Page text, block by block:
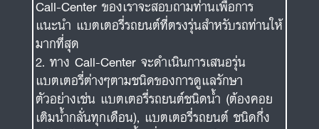
เติมน้ำกลั่นทุกเดือน), แบตเตอรี่รถยนต์ ชนิดกึ่ง
แห้ง (ต้องคอยเติมน้ำกลั่นทุก 4-6 เดือน และ
แบตเตอรี่รถยนต์ชนิดแห้ง (ไม้ต้องดูแลรักษาเลย)
ซึ่งราคาก็จะแตกต่างกันไปตามชนิดของแบตเตอรี่
หลังจากที่ลูกค้าเลือกยี่ห้อและชนิดของ
แบตเตอรี่รถยนต์แล้ว พนักงานของเราจะดำเนิน